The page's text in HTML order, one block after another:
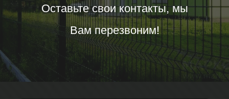
Оставьте свои контакты, мы
Вам перезвоним!